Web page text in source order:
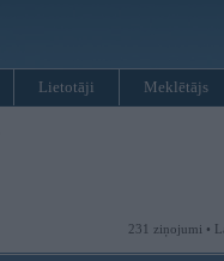
Lietotāji Meklētājs
231 ziņojumi •